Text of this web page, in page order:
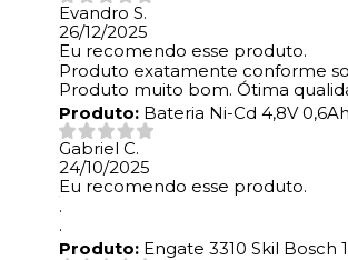
Evandro S.
26/12/2025
Eu recomendo esse produto.
Produto exatamente conforme
Produto muito bom. Ótima
Produto: Bateria Ni-Cd 4,8V
Gabriel C.
24/10/2025
Eu recomendo esse produto.
.
.
Produto: Engate 3310 Skil Bosch